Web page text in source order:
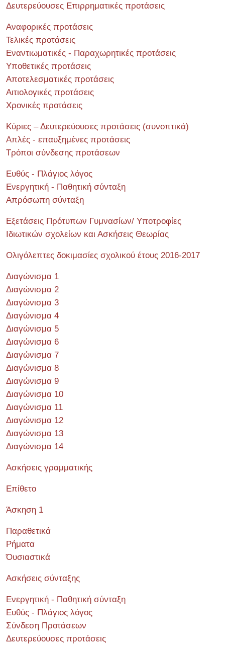
Δευτερεύουσες Επιρρηματικές προτάσεις
Αναφορικές προτάσεις
Τελικές προτάσεις
Εναντιωματικές - Παραχωρητικές προτάσεις
Υποθετικές προτάσεις
Αποτελεσματικές προτάσεις
Αιτιολογικές προτάσεις
Χρονικές προτάσεις
Κύριες – Δευτερεύουσες προτάσεις (συνοπτικά)
Απλές - επαυξημένες προτάσεις
Τρόποι σύνδεσης προτάσεων
Ευθύς - Πλάγιος λόγος
Ενεργητική - Παθητική σύνταξη
Απρόσωπη σύνταξη
Εξετάσεις Πρότυπων Γυμνασίων/ Υποτροφίες
Ιδιωτικών σχολείων και Ασκήσεις Θεωρίας
Ολιγόλεπτες δοκιμασίες σχολικού έτους 2016-2017
Διαγώνισμα 1
Διαγώνισμα 2
Διαγώνισμα 3
Διαγώνισμα 4
Διαγώνισμα 5
Διαγώνισμα 6
Διαγώνισμα 7
Διαγώνισμα 8
Διαγώνισμα 9
Διαγώνισμα 10
Διαγώνισμα 11
Διαγώνισμα 12
Διαγώνισμα 13
Διαγώνισμα 14
Ασκήσεις γραμματικής
Επίθετο
Άσκηση 1
Παραθετικά
Ρήματα
Όυσιαστικά
Ασκήσεις σύνταξης
Ενεργητική - Παθητική σύνταξη
Ευθύς - Πλάγιος λόγος
Σύνδεση Προτάσεων
Δευτερεύουσες προτάσεις